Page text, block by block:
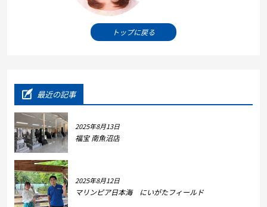
トップに戻る
最近の記事
2025年8月13日
福宝 南魚沼店
2025年8月12日
マリンピア日本海 にいがたフィールド